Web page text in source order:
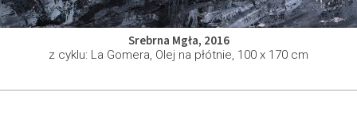
Srebrna Mgła, 2016
z cyklu: La Gomera, Olej na płótnie, 100 x 170 cm